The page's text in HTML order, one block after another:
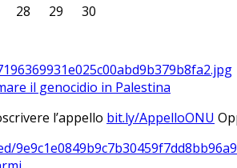
28 29
30
il genocidio in Palestina
l’appello bit.ly/AppelloONU